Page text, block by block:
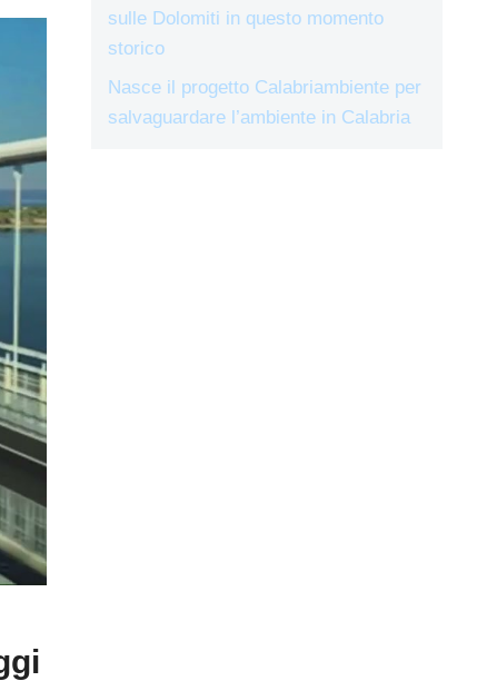
sulle Dolomiti in questo momento
storico
Nasce il progetto Calabriambiente per
salvaguardare l’ambiente in Calabria